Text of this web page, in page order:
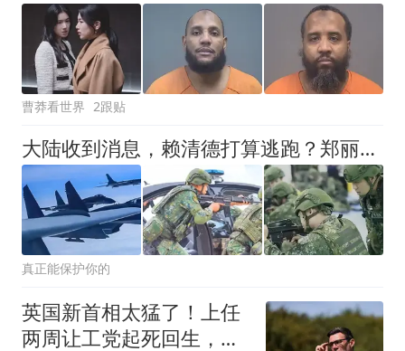
曹莽看世界 2跟贴
大陆收到消息，赖清德打算逃跑？郑丽文避谈统一，死死咬住一句话
真正能保护你的
英国新首相太猛了！上任
两周让工党起死回生，英